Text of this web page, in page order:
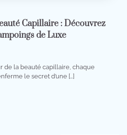
Capillaire : Découvrez
de Luxe
de la beauté capillaire, chaque
le secret d’une […]